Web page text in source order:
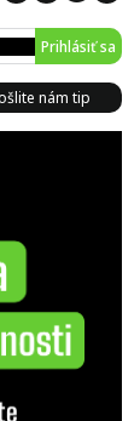
Prihlásiť sa
nám tip